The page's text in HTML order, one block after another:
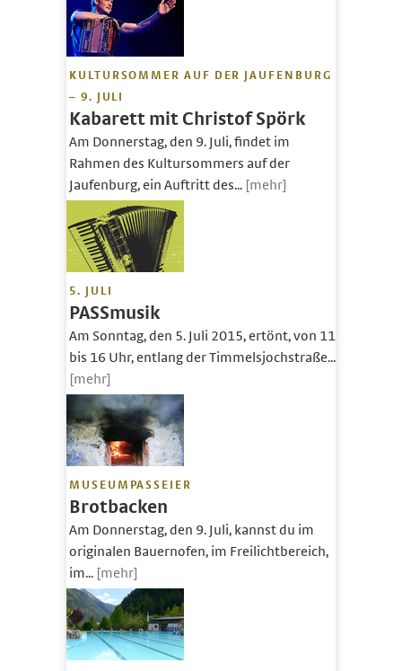
KULTURSOMMER AUF DER JAUFENBURG
– 9. JULI
Kabarett mit Christof Spörk
Am Donnerstag, den 9. Juli, findet im
Rahmen des Kultursommers auf der
Jaufenburg, ein Auftritt des... [mehr]
5. JULI
PASSmusik
Am Sonntag, den 5. Juli 2015, ertönt, von 11
bis 16 Uhr, entlang der Timmelsjochstraße...
[mehr]
MUSEUMPASSEIER
Brotbacken
Am Donnerstag, den 9. Juli, kannst du im
originalen Bauernofen, im Freilichtbereich,
im... [mehr]